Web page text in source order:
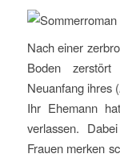
Nach einer
Boden
Neuanfang ihres (
Ihr Ehemann
verlassen.
Frauen merken